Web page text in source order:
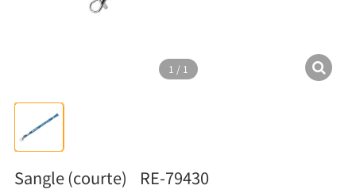
1 / 1
Sangle (courte) RE-79430